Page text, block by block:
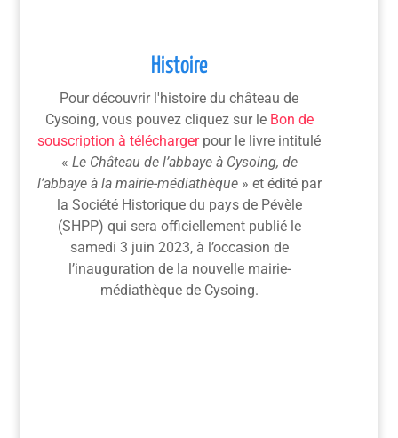
Histoire
Pour découvrir l'histoire du château de
Cysoing, vous pouvez cliquez sur le Bon de
souscription à téléchargerpour le livre intitulé
« Le Château de l’abbaye à Cysoing, de
l’abbaye à la mairie-médiathèque» et édité par
la Société Historique du pays de Pévèle
(SHPP) qui sera officiellement publié le
samedi 3 juin 2023, à l’occasion de
l’inauguration de la nouvelle mairie-
médiathèque de Cysoing.